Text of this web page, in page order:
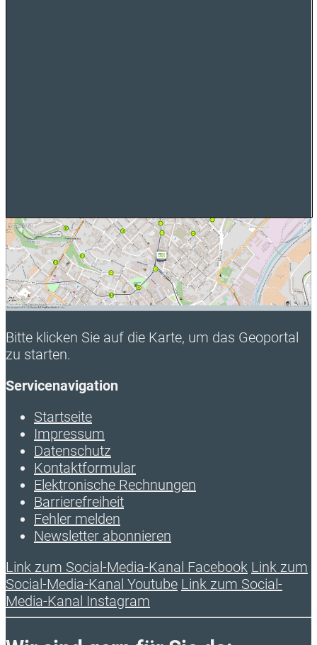
Bitte klicken Sie auf die Karte, um das Geoportal
zu starten.
Servicenavigation
Startseite
Impressum
Datenschutz
Kontaktformular
Elektronische Rechnungen
Barrierefreiheit
Fehler melden
Newsletter abonnieren
Link zum Social-Media-Kanal Facebook Link zum
Social-Media-Kanal Youtube Link zum Social-
Media-Kanal Instagram